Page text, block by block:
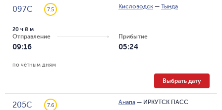
097С 7.5 Кисловодск — Тында
Отправление
09:16
20 ч 8 м
Прибытие
05:24
по чётным дням
Выбрать дату
205С 7.6 Анапа — ИРКУТСК ПАСС